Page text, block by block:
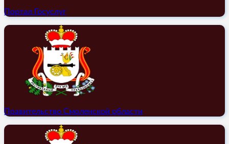
Портал Госуслуг
Правительство Смоленской области